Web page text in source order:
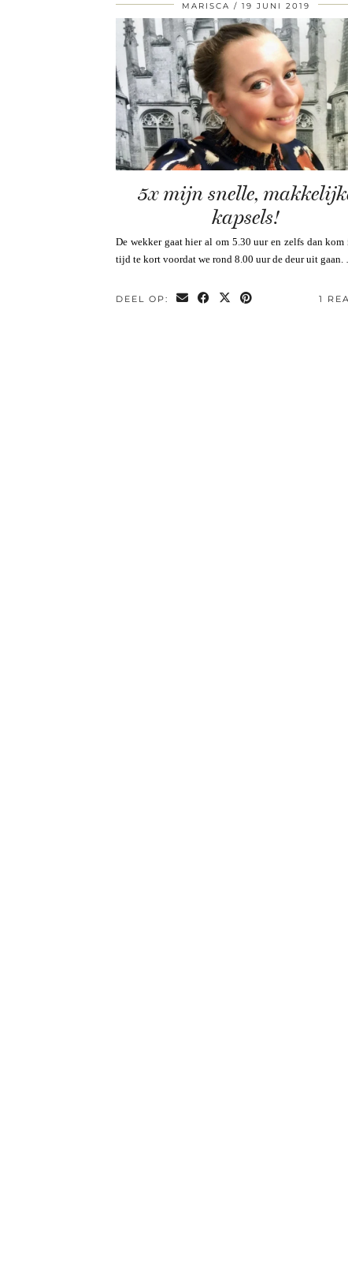
MARISCA 19 JUNI 2019
5x mijn snelle,
kapsels!
De wekker gaat hier al om 5.30 uur en zelfs dan
tijd te kort voordat we rond 8.00 uur de deur uit gaan.
DEEL OP: 1